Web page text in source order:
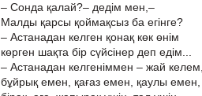
– Сонда қалай?– дедім мен,–
Малды қарсы қоймақсыз ба егінге?
– Астанадан келген қонақ көк өнім
көрген шақта бір сүйсінер деп едім...
– Астанадан келгеніммен – жай келем,
бұйрық емен, қағаз емен, қаулы емен,